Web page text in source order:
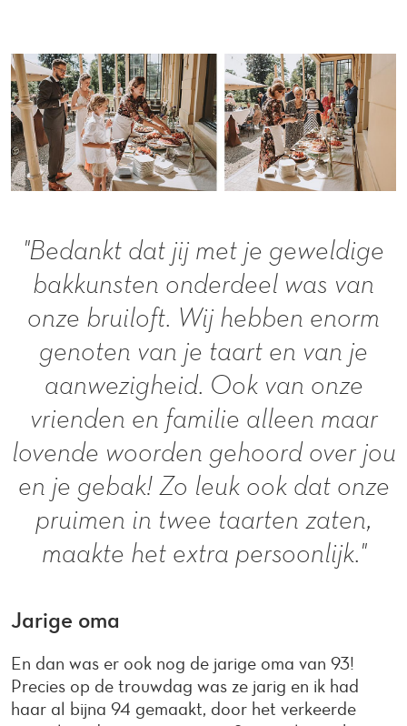
"Bedankt dat jij met je geweldige
bakkunsten onderdeel was van
onze bruiloft. Wij hebben enorm
genoten van je taart en van je
aanwezigheid. Ook van onze
vrienden en familie alleen maar
lovende woorden gehoord over jou
en je gebak! Zo leuk ook dat onze
pruimen in twee taarten zaten,
maakte het extra persoonlijk."
Jarige oma
En dan was er ook nog de jarige oma van 93!
Precies op de trouwdag was ze jarig en ik had
haar al bijna 94 gemaakt, door het verkeerde